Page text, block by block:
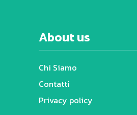
About us
Chi Siamo
Contatti
Privacy policy